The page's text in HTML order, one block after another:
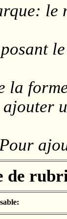
le
la
Pour
de